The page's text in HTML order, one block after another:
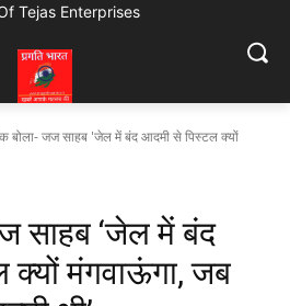
Tejas Enterprises
बोला- जज साहब 'जेल में बंद आदमी से पिस्टल क्यों
साहब ‘जेल में बंद
मंगवाऊंगा, जब